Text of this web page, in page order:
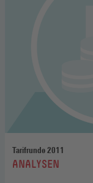
Tarifrunde 2011
:ANALYSEN